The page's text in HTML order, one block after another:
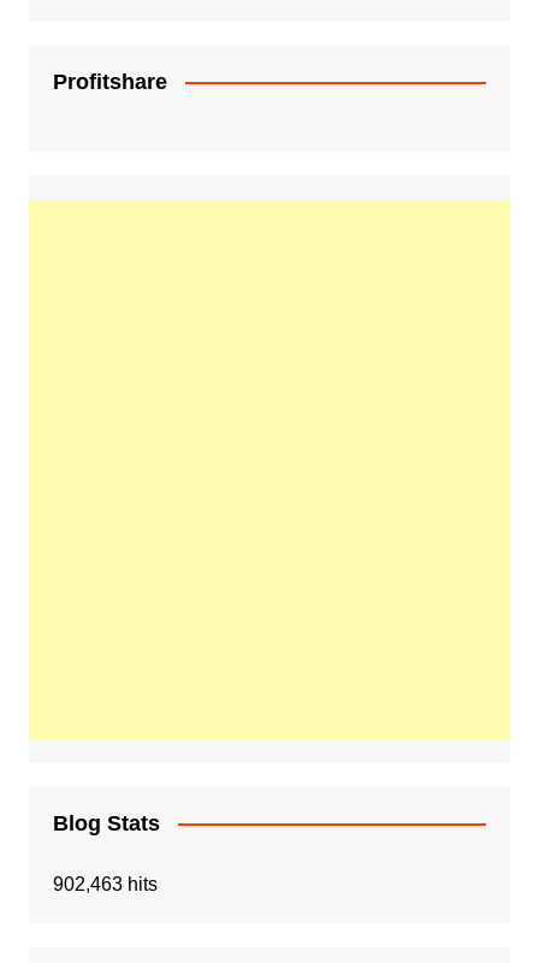
Profitshare
Blog Stats
902,463 hits